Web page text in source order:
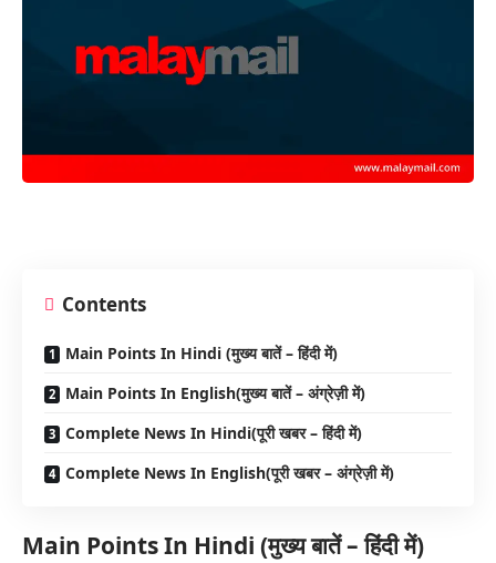
Contents
Main Points In Hindi (मुख्य बातें – हिंदी में)
Main Points In English(मुख्य बातें – अंग्रेज़ी में)
Complete News In Hindi(पूरी खबर – हिंदी में)
Complete News In English(पूरी खबर – अंग्रेज़ी में)
Main Points In Hindi (मुख्य बातें – हिंदी में)